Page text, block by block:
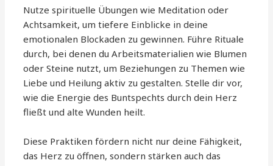
Nutze spirituelle Übungen wie Meditation oder
Achtsamkeit, um tiefere Einblicke in deine
emotionalen Blockaden zu gewinnen. Führe Rituale
durch, bei denen du Arbeitsmaterialien wie Blumen
oder Steine nutzt, um Beziehungen zu Themen wie
Liebe und Heilung aktiv zu gestalten. Stelle dir vor,
wie die Energie des Buntspechts durch dein Herz
fließt und alte Wunden heilt.
Diese Praktiken fördern nicht nur deine Fähigkeit,
das Herz zu öffnen, sondern stärken auch das